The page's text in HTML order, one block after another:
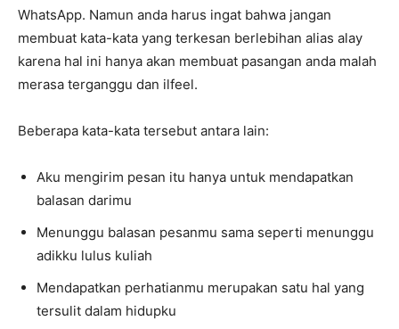
WhatsApp. Namun anda harus ingat bahwa jangan
membuat kata-kata yang terkesan berlebihan alias alay
karena hal ini hanya akan membuat pasangan anda malah
merasa terganggu dan ilfeel.
Beberapa kata-kata tersebut antara lain:
Aku mengirim pesan itu hanya untuk mendapatkan
balasan darimu
Menunggu balasan pesanmu sama seperti menunggu
adikku lulus kuliah
Mendapatkan perhatianmu merupakan satu hal yang
tersulit dalam hidupku